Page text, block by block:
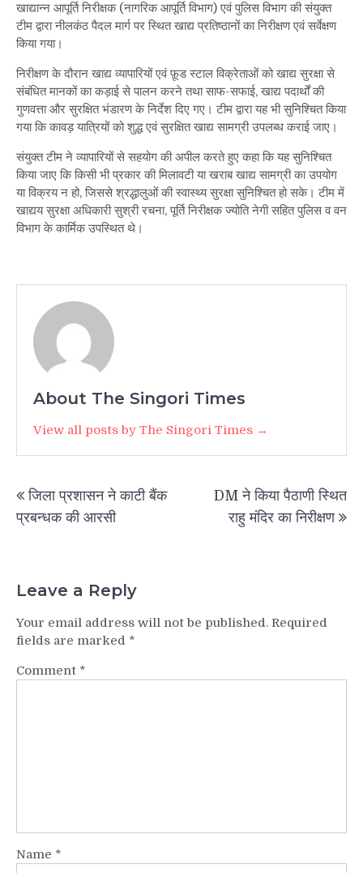
खाद्यान्न आपूर्ति निरीक्षक (नागरिक आपूर्ति विभाग) एवं पुलिस विभाग की संयुक्त
टीम द्वारा नीलकंठ पैदल मार्ग पर स्थित खाद्य प्रतिष्ठानों का निरीक्षण एवं सर्वेक्षण
किया गया।
निरीक्षण के दौरान खाद्य व्यापारियों एवं फ़ूड स्टाल विक्रेताओं को खाद्य सुरक्षा से
संबंधित मानकों का कड़ाई से पालन करने तथा साफ-सफाई, खाद्य पदार्थों की
गुणवत्ता और सुरक्षित भंडारण के निर्देश दिए गए। टीम द्वारा यह भी सुनिश्चित किया
गया कि कावड़ यात्रियों को शुद्ध एवं सुरक्षित खाद्य सामग्री उपलब्ध कराई जाए।
संयुक्त टीम ने व्यापारियों से सहयोग की अपील करते हुए कहा कि यह सुनिश्चित
किया जाए कि किसी भी प्रकार की मिलावटी या खराब खाद्य सामग्री का उपयोग
या विक्रय न हो, जिससे श्रद्धालुओं की स्वास्थ्य सुरक्षा सुनिश्चित हो सके। टीम में
खाद्यय सुरक्षा अधिकारी सुश्री रचना, पूर्ति निरीक्षक ज्योति नेगी सहित पुलिस व वन
विभाग के कार्मिक उपस्थित थे।
About The Singori Times
View all posts by The Singori Times →
Post
navigation
जिला प्रशासन ने काटी बैंक
प्रबन्धक की आरसी
DM ने किया पैठाणी स्थित
राहु मंदिर का निरीक्षण
Leave a Reply
Your email address will not be published. Required
fields are marked *
Comment *
Name *